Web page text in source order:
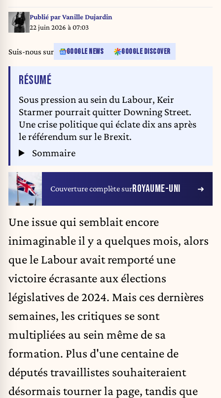
Publié parVanille Dujardin
22 juin 2026 à 07:03
Suis-nous sur GOOGLE NEWS GOOGLE DISCOVER
RÉSUMÉDE L'ARTICLE
Sous pression au sein du Labour, Keir
Starmer pourrait quitter Downing Street.
Une crise politique qui éclate dix ans après
le référendum sur le Brexit.
Sommaire
Couverture complète surROYAUME-UNI
Une issue qui semblait encore
inimaginable il y a quelques mois, alors
que le Labour avait remporté une
victoire écrasante aux élections
législatives de 2024. Mais ces dernières
semaines, les critiques se sont
multipliées au sein même de sa
formation. Plus d'une centaine de
députés travaillistes souhaiteraient
désormais tourner la page, tandis que